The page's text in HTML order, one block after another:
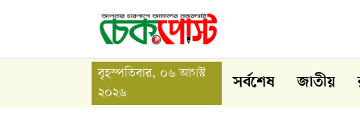
বৃহস্পতিবার, ০৬ আগস্ট
২০২৬
সর্বশেষ জাতীয়